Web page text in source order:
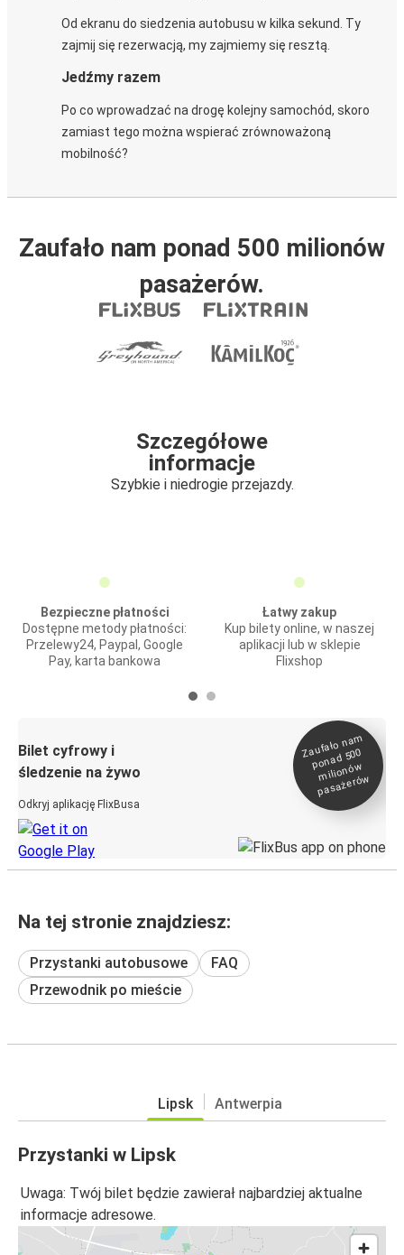
Od ekranu do siedzenia autobusu w kilka sekund. Ty
zajmij się rezerwacją, my zajmiemy się resztą.
Jedźmy razem
Po co wprowadzać na drogę kolejny samochód, skoro
zamiast tego można wspierać zrównoważoną
mobilność?
Zaufało nam ponad 500 milionów
pasażerów.
Szczegółowe
informacje
Szybkie i niedrogie przejazdy.
Bezpieczne płatności
Dostępne metody płatności:
Przelewy24, Paypal, Google
Pay, karta bankowa
Łatwy zakup
Kup bilety online, w naszej
aplikacji lub w sklepie
Flixshop
Bilet cyfrowy i
śledzenie na żywo
Odkryj aplikację FlixBusa
Zaufało na
m
ponad 500
milionó
w
pasażeró
w
Na tej stronie znajdziesz:
Przystanki autobusowe
FAQ
Przewodnik po mieście
Lipsk Antwerpia
Przystanki w Lipsk
Uwaga: Twój bilet będzie zawierał najbardziej aktualne
informacje adresowe.